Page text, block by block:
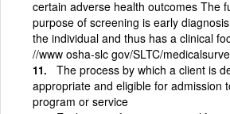
certain adverse health outcomes The
purpose of screening is early
the individual and thus has a clinical
//www osha-slc gov/SLTC/
The process by which a client is
appropriate and eligible for admission
program or service